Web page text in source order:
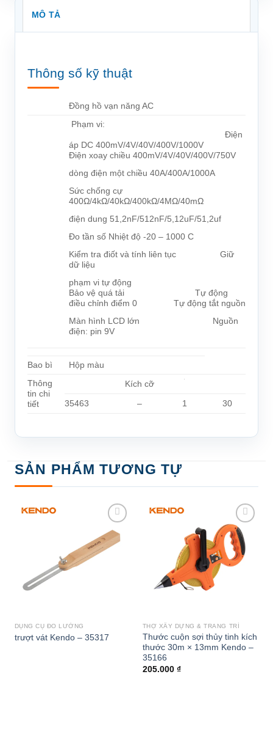
MÔ TẢ
Thông số kỹ thuật
Đồng hồ vạn năng AC
Phạm vi:
Điện
áp DC 400mV/4V/40V/400V/1000V
Điện xoay chiều 400mV/4V/40V/400V/750V
dòng điện một chiều 40A/400A/1000A
Sức chống cự
400Ω/4kΩ/40kΩ/400kΩ/4MΩ/40mΩ
điện dung 51,2nF/512nF/5,12uF/51,2uf
Đo tần số Nhiệt độ -20 – 1000 C
Kiểm tra điốt và tính liên tục Giữ
dữ liệu
phạm vi tự động
Bảo vệ quá tải Tự động
điều chỉnh điểm 0 Tự động tắt nguồn
Màn hình LCD lớn Nguồn
điện: pin 9V
Bao bì
Hộp màu
Thông
tin chi
tiết
Kích cỡ
35463 – 1 30
SẢN PHẨM TƯƠNG TỰ
Add to
wishlist
DỤNG CỤ ĐO LƯỜNG
trượt vát Kendo – 35317
Add to
wishlist
THỢ XÂY DỰNG & TRANG TRÍ
Thước cuộn sợi thủy tinh kích
thước 30m × 13mm Kendo –
35166
205.000 ₫